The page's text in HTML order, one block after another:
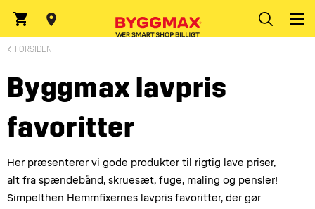
Indtast postnummer
FORSIDEN
Byggmax lavpris
favoritter
Her præsenterer vi gode produkter til rigtig lave priser,
alt fra spændebånd, skruesæt, fuge, maling og pensler!
Simpelthen Hemmfixernes lavpris favoritter, der gør